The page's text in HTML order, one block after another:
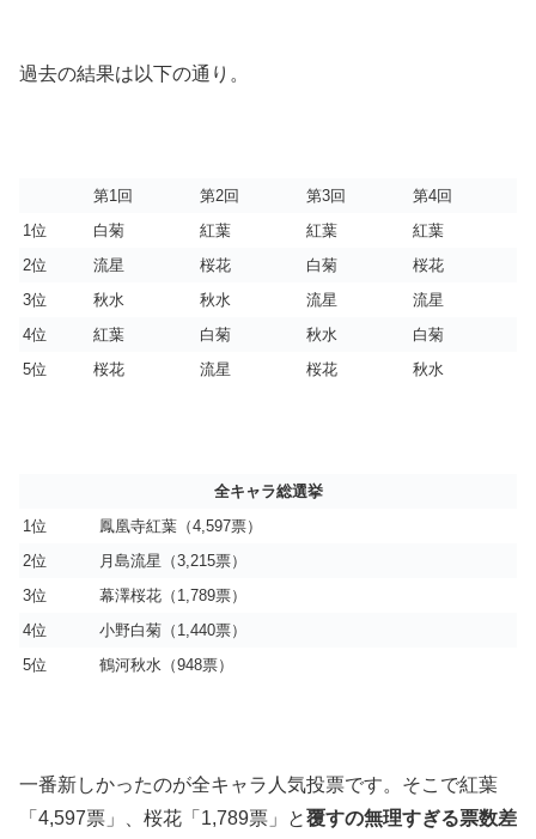
過去の結果は以下の通り。
第1回 第2回 第3回
第4回
1位
白菊 紅葉 紅葉
紅葉
2位
流星 桜花 白菊
桜花
3位
秋水 秋水 流星
流星
4位
紅葉 白菊 秋水
白菊
5位
桜花 流星 桜花 秋水
全キャラ総選挙
1位
鳳凰寺紅葉（4,597票）
2位
月島流星（3,215票）
3位
幕澤桜花（1,789票）
4位
小野白菊（1,440票）
5位
鶴河秋水（948票）
一番新しかったのが全キャラ人気投票です。そこで紅葉
「4,597票」、桜花「1,789票」と覆すの無理すぎる票数差